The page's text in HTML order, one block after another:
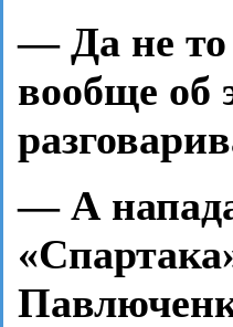
— Да не то
вообще об
— А